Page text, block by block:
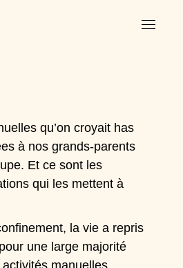
qu’on croyait has
à nos grands-parents
Et ce sont les
qui les mettent à
la vie a repris
une large majorité
activités manuelles